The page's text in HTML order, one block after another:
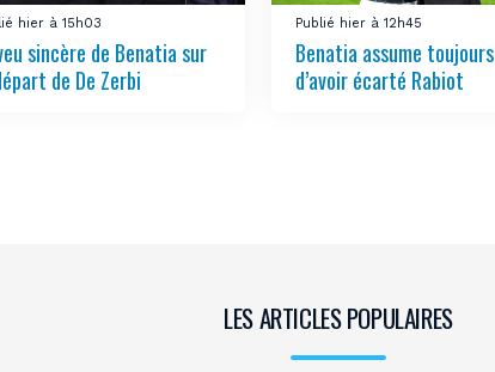
hier à 15h03
sincère de Benatia sur
de De Zerbi
Publié hier à 12h45
Benatia assume toujours
d’avoir écarté Rabiot
LES ARTICLES POPULAIRES